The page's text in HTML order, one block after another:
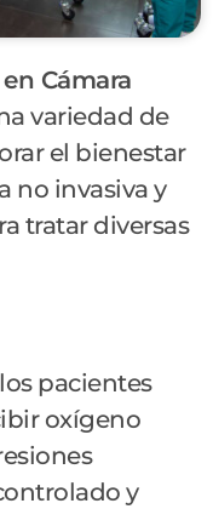
Cámara
variedad de
el bienestar
no invasiva y
tratar diversas
pacientes
oxígeno
y